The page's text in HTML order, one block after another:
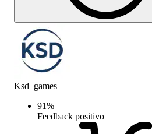
Ksd_games
91%
Feedback positivo